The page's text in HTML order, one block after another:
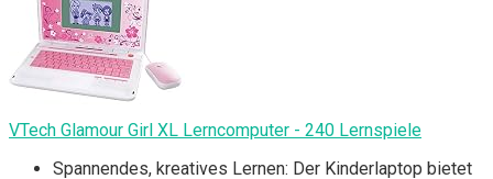
VTech Glamour Girl XL Lerncomputer - 240 Lernspiele
Spannendes, kreatives Lernen: Der Kinderlaptop bietet